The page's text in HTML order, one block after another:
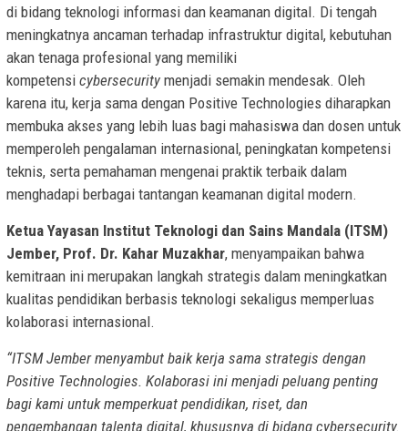
di bidang teknologi informasi dan keamanan digital. Di tengah
meningkatnya ancaman terhadap infrastruktur digital, kebutuhan
akan tenaga profesional yang memiliki
kompetensi cybersecurity menjadi semakin mendesak. Oleh
karena itu, kerja sama dengan Positive Technologies diharapkan
membuka akses yang lebih luas bagi mahasiswa dan dosen untuk
memperoleh pengalaman internasional, peningkatan kompetensi
teknis, serta pemahaman mengenai praktik terbaik dalam
menghadapi berbagai tantangan keamanan digital modern.
Ketua Yayasan Institut Teknologi dan Sains Mandala (ITSM)
Jember, Prof. Dr. Kahar Muzakhar, menyampaikan bahwa
kemitraan ini merupakan langkah strategis dalam meningkatkan
kualitas pendidikan berbasis teknologi sekaligus memperluas
kolaborasi internasional.
“ITSM Jember menyambut baik kerja sama strategis dengan
Positive Technologies. Kolaborasi ini menjadi peluang penting
bagi kami untuk memperkuat pendidikan, riset, dan
pengembangan talenta digital, khususnya di bidang cybersecurity.